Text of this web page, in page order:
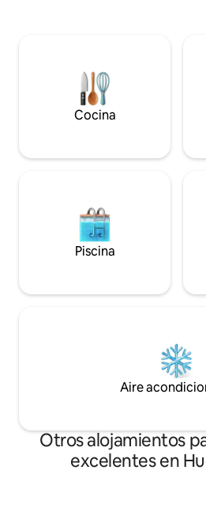
Nottingham, Leicester, Derby y
Birmingham, también cerca de
Loughborough, que es ideal para
hacia la ruta NCN 6 que conduce al
famoso Bradgate Park, Calke
Staunton Harold.
Cocina
Piscina
Aire
Otros alojamientos
excelentes en